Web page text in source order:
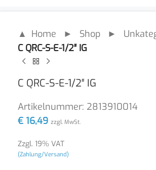
▲ Home ► Shop ►
C QRC-S-E-1/2″ IG
C QRC-S-E-1/2″ IG
Artikelnummer: 2813910014
€ 16,49 zzgl. MwSt.
Zzgl. 19% VAT
(Zahlung/Versand)